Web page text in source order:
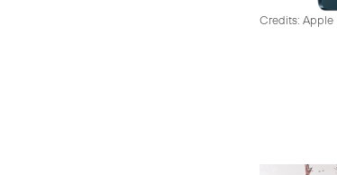
Credits: Apple